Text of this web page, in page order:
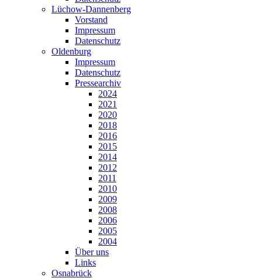
Lüchow-Dannenberg
Vorstand
Impressum
Datenschutz
Oldenburg
Impressum
Datenschutz
Pressearchiv
2024
2021
2020
2018
2016
2015
2014
2012
2011
2010
2009
2008
2006
2005
2004
Über uns
Links
Osnabrück